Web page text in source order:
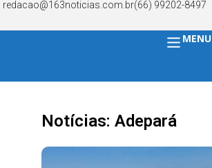
redacao@163noticias.com.br(66) 99202-8497
MENU
Notícias: Adepará